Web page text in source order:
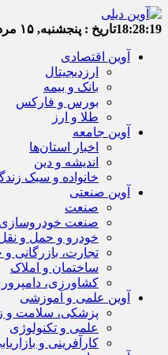
18:28:20تاریخ : پنجشنبه, ۱۵ مرداد , ۱۴۰۵
آوین اقتصادی
ارزدیجیتال
بانک و بیمه
بورس و فارکس
طلا و ارز
آوین جامعه
اخبار استان‌ها
اندیشه و دین
خانواده و سبک
آوین صنعتی
صنعت
صنعت خودروسازی
خودرو و حمل و
تجارت، بازرگانی
ساختمان و املاک
کشاورزی،
آوین علمی و آموزشی
پزشکی، سلامت و
علمی و تکنولوژی
کارآفرینی و